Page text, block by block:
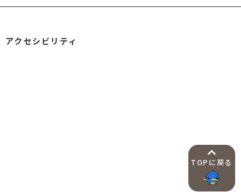
アクセシビリティ
TOPに戻る